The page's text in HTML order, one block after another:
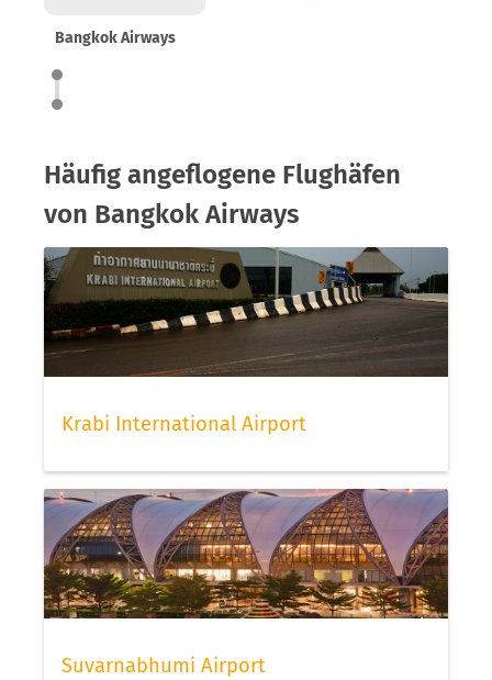
Bangkok Airways
Häufig angeflogene Flughäfen
von Bangkok Airways
Krabi International Airport
Suvarnabhumi Airport